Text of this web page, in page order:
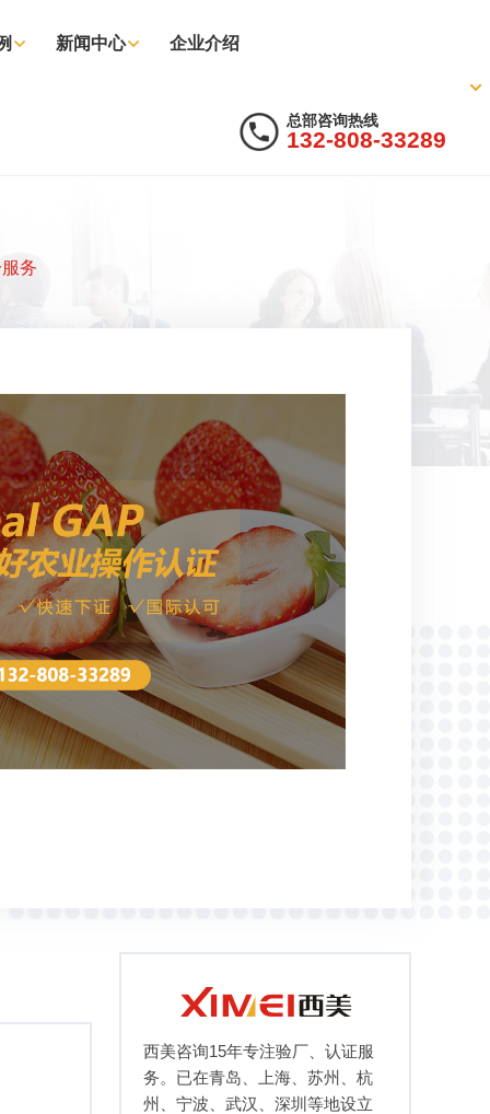
新闻中心 企业介绍
总部咨询热线
132-808-33289
务
西美咨询15年专注验厂、认证服
务。已在青岛、上海、苏州、杭
州、宁波、武汉、深圳等地设立